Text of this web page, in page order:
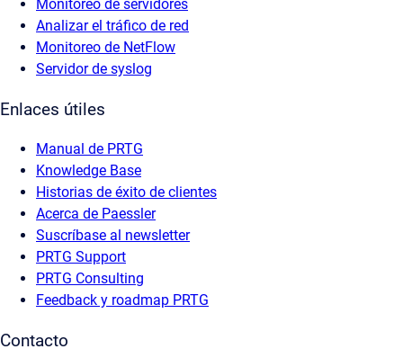
Monitoreo de servidores
Analizar el tráfico de red
Monitoreo de NetFlow
Servidor de syslog
Enlaces útiles
Manual de PRTG
Knowledge Base
Historias de éxito de clientes
Acerca de Paessler
Suscríbase al newsletter
PRTG Support
PRTG Consulting
Feedback y roadmap PRTG
Contacto